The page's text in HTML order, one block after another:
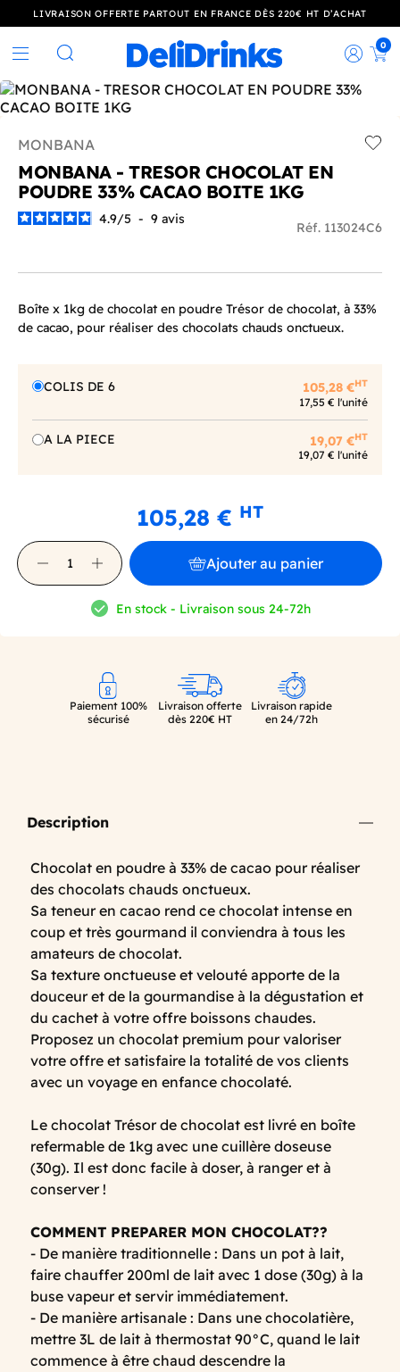
LIVRAISON OFFERTE PARTOUT EN FRANCE DÈS 220€ HT D’ACHAT
Rechercher
0
MONBANA
MONBANA - TRESOR CHOCOLAT EN
POUDRE 33% CACAO BOITE 1KG
4.9/5 - 9 avis
Réf. 113024C6
Boîte x 1kg de chocolat en poudre Trésor de chocolat, à 33%
de cacao, pour réaliser des chocolats chauds onctueux.
COLIS DE 6 105,28 €HT
17,55 € l'unité
A LA PIECE 19,07 €HT
19,07 € l'unité
105,28 € HT
Ajouter au panier
En stock - Livraison sous 24-72h
Paiement 100%
sécurisé
Livraison offerte
dès 220€ HT
Livraison rapide
en 24/72h
Description
Chocolat en poudre à 33% de cacao pour réaliser
des chocolats chauds onctueux.
Sa teneur en cacao rend ce chocolat intense en
coup et très gourmand il conviendra à tous les
amateurs de chocolat.
Sa texture onctueuse et velouté apporte de la
douceur et de la gourmandise à la dégustation et
du cachet à votre offre boissons chaudes.
Proposez un chocolat premium pour valoriser
votre offre et satisfaire la totalité de vos clients
avec un voyage en enfance chocolaté.
Le chocolat Trésor de chocolat est livré en boîte
refermable de 1kg avec une cuillère doseuse
(30g). Il est donc facile à doser, à ranger et à
conserver !
COMMENT PREPARER MON CHOCOLAT??
- De manière traditionnelle : Dans un pot à lait,
faire chauffer 200ml de lait avec 1 dose (30g) à la
buse vapeur et servir immédiatement.
- De manière artisanale : Dans une chocolatière,
mettre 3L de lait à thermostat 90°C, quand le lait
commence à être chaud descendre la